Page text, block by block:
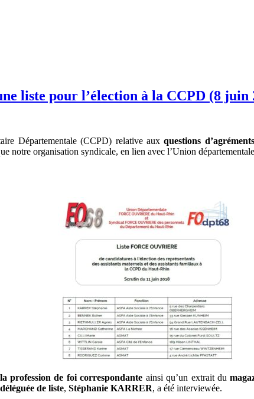
liste pour l’élection à la CCPD (8 juin
Départementale (CCPD) relative auxquestions
notre organisation syndicale, en lien avec l’Union
la profession de foi correspondante ainsi qu’un extrait du
de liste, Stéphanie KARRER, a été interviewée.